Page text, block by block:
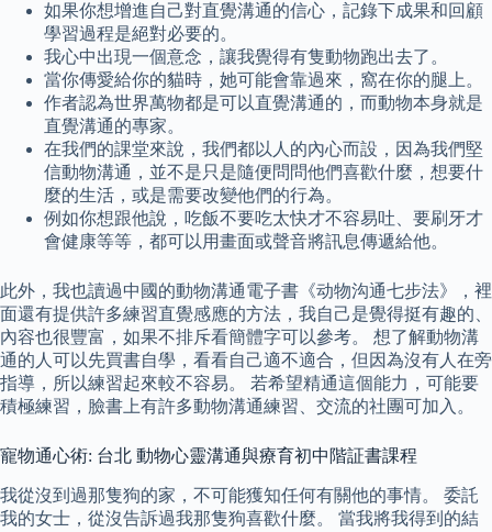
如果你想增進自己對直覺溝通的信心，記錄下成果和回顧
學習過程是絕對必要的。
我心中出現一個意念，讓我覺得有隻動物跑出去了。
當你傳愛給你的貓時，她可能會靠過來，窩在你的腿上。
作者認為世界萬物都是可以直覺溝通的，而動物本身就是
直覺溝通的專家。
在我們的課堂來說，我們都以人的內心而設，因為我們堅
信動物溝通，並不是只是隨便問問他們喜歡什麼，想要什
麼的生活，或是需要改變他們的行為。
例如你想跟他說，吃飯不要吃太快才不容易吐、要刷牙才
會健康等等，都可以用畫面或聲音將訊息傳遞給他。
此外，我也讀過中國的動物溝通電子書《动物沟通七步法》，裡
面還有提供許多練習直覺感應的方法，我自己是覺得挺有趣的、
內容也很豐富，如果不排斥看簡體字可以參考。 想了解動物溝
通的人可以先買書自學，看看自己適不適合，但因為沒有人在旁
指導，所以練習起來較不容易。 若希望精通這個能力，可能要
積極練習，臉書上有許多動物溝通練習、交流的社團可加入。
寵物通心術: 台北 動物心靈溝通與療育初中階証書課程
我從沒到過那隻狗的家，不可能獲知任何有關他的事情。 委託
我的女士，從沒告訴過我那隻狗喜歡什麼。 當我將我得到的結